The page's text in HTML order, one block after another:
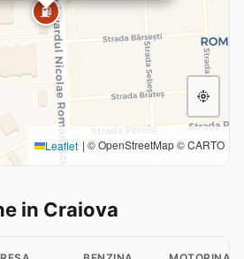
⛽
Leaflet | © OpenStreetMap © CARTO
in Craiova